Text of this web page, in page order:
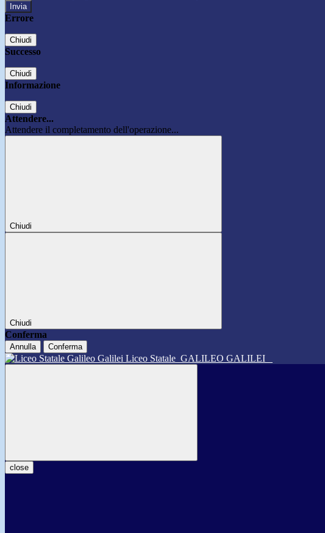
Errore
Chiudi
Successo
Chiudi
Informazione
Chiudi
Attendere...
Attendere il completamento dell'operazione...
Chiudi
Chiudi
Conferma
Annulla Conferma
Liceo Statale GALILEO GALILEI
close